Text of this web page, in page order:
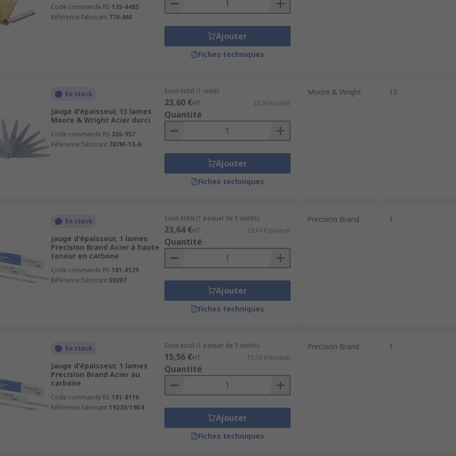
Code commande RS 135-6485
Référence fabricant 770-AM
Ajouter
Fiches techniques
En stock
Jauge d'épaisseur, 13 lames
Moore & Wright Acier durci
Code commande RS 326-957
Référence fabricant 387M-13-A
Sous-total (1 unité)
23,60 €HT 23,60 €/unité
Quantité
Ajouter
Fiches techniques
Moore & Wright 13
En stock
Jauge d'épaisseur, 1 lames
Precision Brand Acier à haute
teneur en carbone
Code commande RS 181-8125
Référence fabricant 09207
Sous-total (1 paquet de 5 unités)
23,64 €HT 23,64 €/paquet
Quantité
Ajouter
Fiches techniques
Precision Brand 1
En stock
Jauge d'épaisseur, 1 lames
Precision Brand Acier au
carbone
Code commande RS 181-8116
Référence fabricant 19235/19K4
Sous-total (1 paquet de 5 unités)
15,56 €HT 15,56 €/paquet
Quantité
Ajouter
Fiches techniques
Precision Brand 1